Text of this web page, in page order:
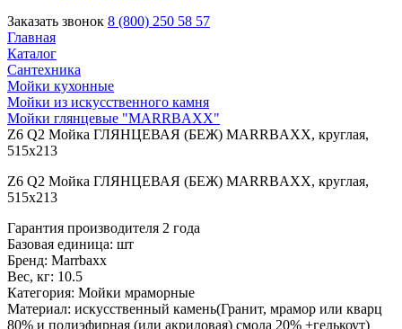
Заказать звонок 8 (800) 250 58 57
Главная
Каталог
Сантехника
Мойки кухонные
Мойки из искусственного камня
Мойки глянцевые "MARRBAXX"
Z6 Q2 Мойка ГЛЯНЦЕВАЯ (БЕЖ) MARRBAXX, круглая,
515х213
Z6 Q2 Мойка ГЛЯНЦЕВАЯ (БЕЖ) MARRBAXX, круглая,
515х213
Гарантия производителя 2 года
Базовая единица: шт
Бренд: Marrbaxx
Вес, кг: 10.5
Категория: Мойки мраморные
Материал: искусственный камень(Гранит, мрамор или кварц
80% и полиэфирная (или акриловая) смола 20% +гелькоут)